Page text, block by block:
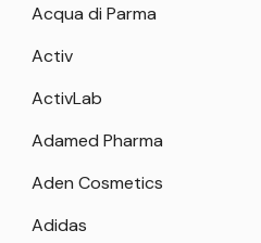
Acqua di Parma
Activ
ActivLab
Adamed Pharma
Aden Cosmetics
Adidas